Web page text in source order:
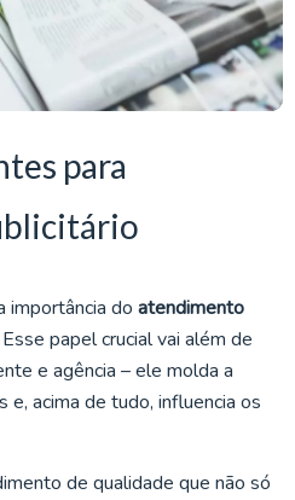
para
importância do atendimento
papel crucial vai além de
e agência – ele molda a
e, acima de tudo, influencia os
de qualidade que não só